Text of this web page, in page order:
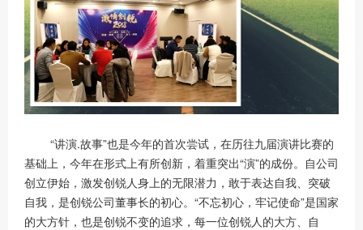
“讲演.故事”也是今年的首次尝试，在历往九届演讲比赛的
基础上，今年在形式上有所创新，着重突出“演”的成份。自公司
创立伊始，激发创锐人身上的无限潜力，敢于表达自我、突破
自我，是创锐公司董事长的初心。“不忘初心，牢记使命”是国家
的大方针，也是创锐不变的追求，每一位创锐人的大方、自